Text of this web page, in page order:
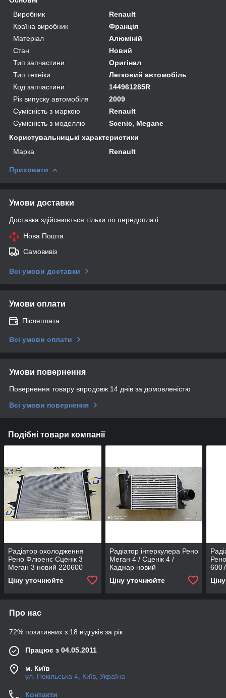
Виробник
Renault
Країна виробник
Франція
Матеріал
Алюміній
Стан
Новий
Тип запчастини
Оригінал
Тип техніки
Легковий автомобіль
Код запчастини
144961285R
Рік випуску автомобіля
2009
Сумісність з маркою
Renault
Сумісність з моделлю
Scenic, Megane
Користувальницькі характеристики
Марка
Renault
Приховати
Умови доставки
Доставка здійснюється тільки по передоплаті.
Нова Пошта
Самовивіз
Всі умови доставки
Умови оплати
Післяплата
Всі умови оплати
Умови повернення
Повернення товару впродовж 14 днів за домовленістю
Всі умови повернення
Подібні товари компанії
Радіатор охолодження
Рено Флюенс Сценік 3
Меган 3 новий 220600
Ціну уточнюйте
Радіатор інтеркулера Рено
Меган 4 / Сценік 4 /
Каджар новий
Ціну уточнюйте
Про нас
72% позитивних з 18 відгуків за рік
Працює з 04.05.2011
м. Київ
ул. Покільська 4, Київ, Україна
Контакти